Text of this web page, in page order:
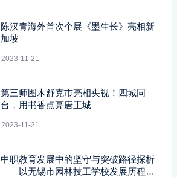
陈汉青海外首次个展《墨生长》亮相新
加坡
2023-11-21
第三师图木舒克市亮相央视！四城同
台，用书香点亮唐王城
2023-11-21
中职教育发展中的坚守与突破路径探析
——以无锡市园林技工学校发展历程中